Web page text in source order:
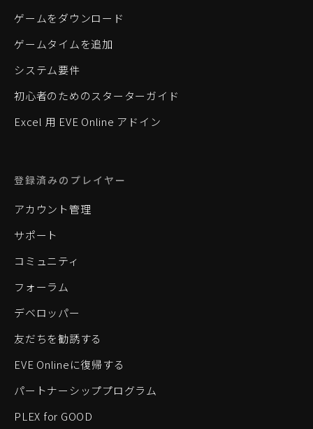
ゲームをダウンロード
ゲームタイムを追加
システム要件
初心者のためのスターターガイド
Excel 用 EVE Online アドイン
登録済みのプレイヤー
アカウント管理
サポート
コミュニティ
フォーラム
デベロッパー
友だちを勧誘する
EVE Onlineに復帰する
パートナーシッププログラム
PLEX for GOOD